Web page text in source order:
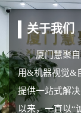
关于我们
厦门慧聚自动
用&机器视觉&
提供一站式解
以来，一直以“